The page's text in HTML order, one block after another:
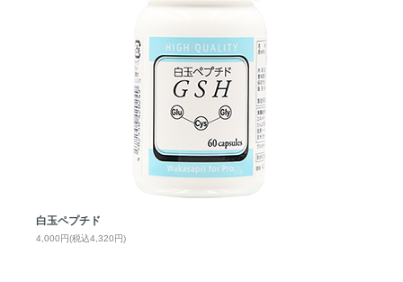
白玉ペプチド
4,000円(税込4,320円)